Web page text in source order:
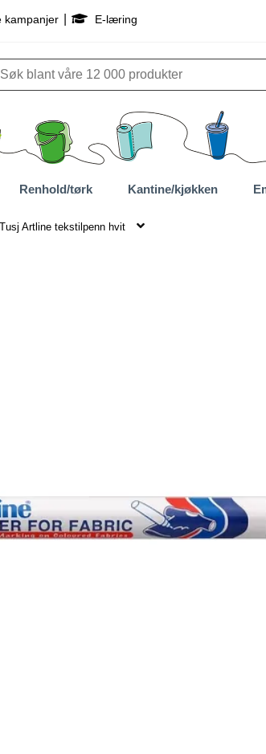
kampanjer E-læring
Renhold/tørk Kantine/kjøkken
Tusj Artline tekstilpenn hvit